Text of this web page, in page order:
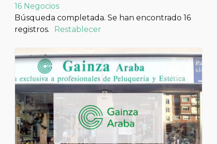
16 Negocios
Búsqueda completada. Se han encontrado 16
registros.
Restablecer